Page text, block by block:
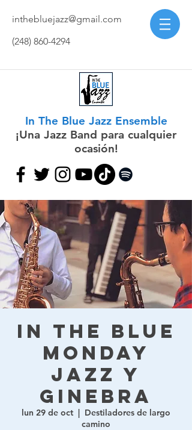
inthebluejazz@gmail.com
(248) 860-4294
In The Blue Jazz Ensemble
¡Una Jazz Band para cualquier
ocasión!
In The Blue
Monday
Jazz y
ginebra
lun 29 de oct
  |
Destiladores de largo
camino